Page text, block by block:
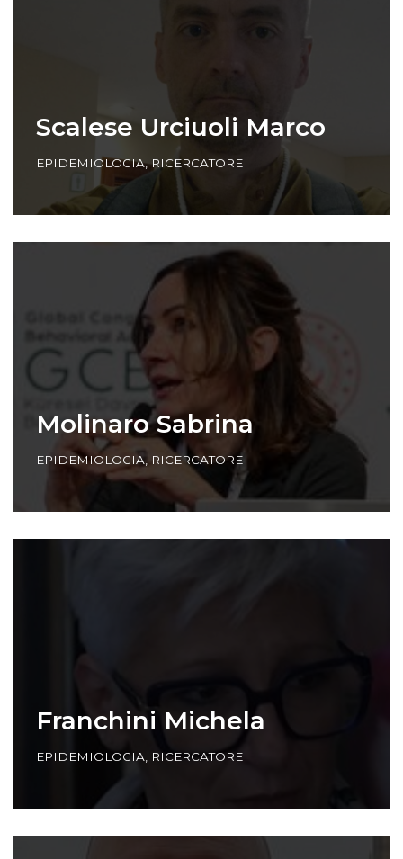
Scalese Urciuoli Marco
EPIDEMIOLOGIA,RICERCATORE
Molinaro Sabrina
EPIDEMIOLOGIA, RICERCATORE
Franchini Michela
EPIDEMIOLOGIA, RICERCATORE